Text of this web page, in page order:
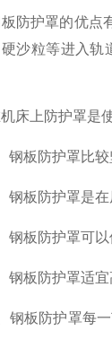
护罩的优点有
沙粒等进入轨
上防护罩是使
板防护罩比较
防护罩是在原
板防护罩可以
板防护罩适宜
板防护罩每一